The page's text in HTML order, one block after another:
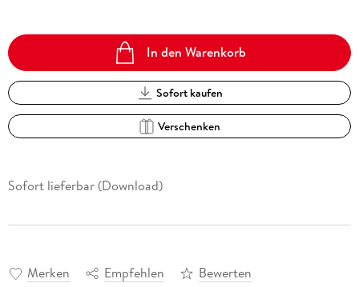
In den Warenkorb
Sofort kaufen
Verschenken
Sofort lieferbar (Download)
Merken Empfehlen Bewerten